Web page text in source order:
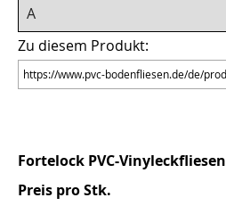
Zu diesem Produkt:
Fortelock PVC-Vinyleckfliesen
Preis pro Stk.